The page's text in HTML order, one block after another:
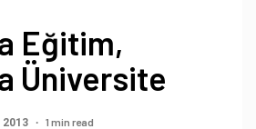
Eğitim,
Üniversite
1 min read